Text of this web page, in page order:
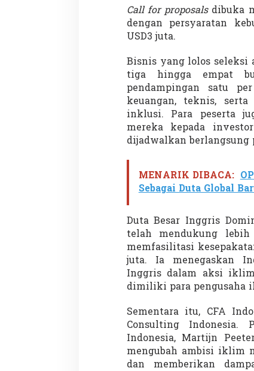
Call for proposalsdibuka
dengan persyaratan
USD3 juta.
Bisnis yang lolos seleksi
tiga hingga empat
pendampingan satu
keuangan, teknis,
inklusi. Para peserta
mereka kepada
dijadwalkan berlangsung
MENARIK DIBACA:
Sebagai Duta Global
Duta Besar Inggris
telah mendukung
memfasilitasi
juta. Ia menegaskan
Inggris dalam aksi
dimiliki para pengusaha
Sementara itu, CFA
Consulting Indonesia.
Indonesia, Martijn
mengubah ambisi iklim
dan memberikan
Menteri Nusron: Patok Batas Tanah
Cegah Konflik dan Dukung
8 Agustus 2025
Rekognisi
dan Harapan
Partisipasi
Pelayanan
Diadakan di
Di GLOBAL, VIDEO